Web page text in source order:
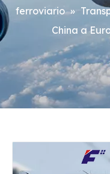
ferroviario »
China a